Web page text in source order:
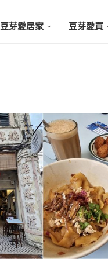
豆芽愛居家 豆芽愛買